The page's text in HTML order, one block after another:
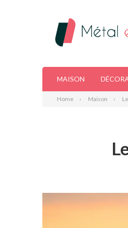
MAISON
Home Maison